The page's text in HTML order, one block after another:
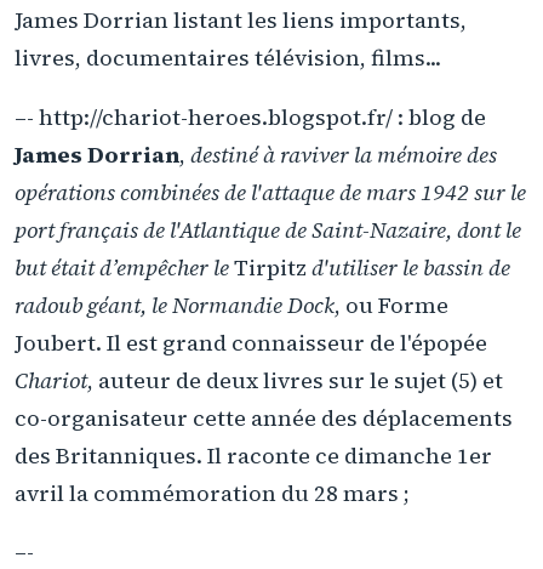
James Dorrian listant les liens importants,
livres, documentaires télévision, films...
–- http://chariot-heroes.blogspot.fr/ : blog de
James Dorrian, destiné à raviver la mémoire des
opérations combinées de l'attaque de mars 1942 sur le
port français de l'Atlantique de Saint-Nazaire, dont le
but était d’empêcher leTirpitz d'utiliser le bassin de
radoub géant, le Normandie Dock, ou Forme
Joubert. Il est grand connaisseur de l'épopée
Chariot, auteur de deux livres sur le sujet (5) et
co-organisateur cette année des déplacements
des Britanniques. Il raconte ce dimanche 1er
avril la commémoration du 28 mars ;
–-